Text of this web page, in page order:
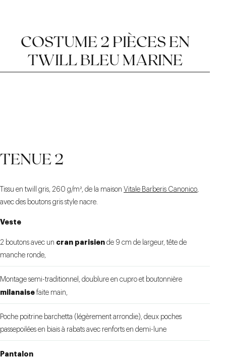
COSTUME 2 PIÈCES EN
TWILL BLEU MARINE
DROIT À 2 BOUTONS
TENUE 2
Tissu en twill gris, 260 g/m², de la maison Vitale Barberis Canonico,
avec des boutons gris style nacre.
Veste
2 boutons avec un cran parisien de 9 cm de largeur, tête de
manche ronde,
Montage semi-traditionnel, doublure en cupro et boutonnière
milanaise faite main,
Poche poitrine barchetta (légèrement arrondie), deux poches
passepoilées en biais à rabats avec renforts en demi-lune
Pantalon